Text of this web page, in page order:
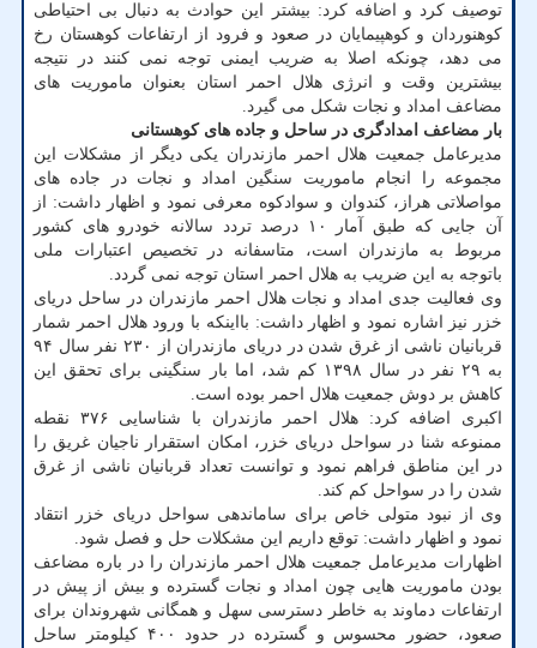
توصیف کرد و اضافه کرد: بیشتر این حوادث به دنبال بی احتیاطی
کوهنوردان و کوهپیمایان در صعود و فرود از ارتفاعات کوهستان رخ
می دهد، چونکه اصلا به ضریب ایمنی توجه نمی کنند در نتیجه
بیشترین وقت و انرژی هلال احمر استان بعنوان ماموریت های
مضاعف امداد و نجات شکل می گیرد.
بار مضاعف امدادگری در ساحل و جاده های کوهستانی
مدیرعامل جمعیت هلال احمر مازندران یکی دیگر از مشکلات این
مجموعه را انجام ماموریت سنگین امداد و نجات در جاده های
مواصلاتی هراز، کندوان و سوادکوه معرفی نمود و اظهار داشت: از
آن جایی که طبق آمار ۱۰ درصد تردد سالانه خودرو های کشور
مربوط به مازندران است، متاسفانه در تخصیص اعتبارات ملی
باتوجه به این ضریب به هلال احمر استان توجه نمی گردد.
وی فعالیت جدی امداد و نجات هلال احمر مازندران در ساحل دریای
خزر نیز اشاره نمود و اظهار داشت: بااینکه با ورود هلال احمر شمار
قربانیان ناشی از غرق شدن در دریای مازندران از ۲۳۰ نفر سال ۹۴
به ۲۹ نفر در سال ۱۳۹۸ کم شد، اما بار سنگینی برای تحقق این
کاهش بر دوش جمعیت هلال احمر بوده است.
اکبری اضافه کرد: هلال احمر مازندران با شناسایی ۳۷۶ نقطه
ممنوعه شنا در سواحل دریای خزر، امکان استقرار ناجیان غریق را
در این مناطق فراهم نمود و توانست تعداد قربانیان ناشی از غرق
شدن را در سواحل کم کند.
وی از نبود متولی خاص برای ساماندهی سواحل دریای خزر انتقاد
نمود و اظهار داشت: توقع داریم این مشکلات حل و فصل شود.
اظهارات مدیرعامل جمعیت هلال احمر مازندران را در باره مضاعف
بودن ماموریت هایی چون امداد و نجات گسترده و بیش از پیش در
ارتفاعات دماوند به خاطر دسترسی سهل و همگانی شهروندان برای
صعود، حضور محسوس و گسترده در حدود ۴۰۰ کیلومتر ساحل